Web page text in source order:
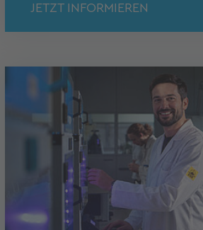
JETZT INFORMIEREN